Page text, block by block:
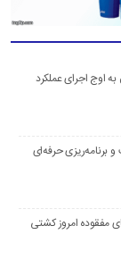
به اوج اجرای عملکرد
حرفه‌ای
مفقوده امروز کشتی